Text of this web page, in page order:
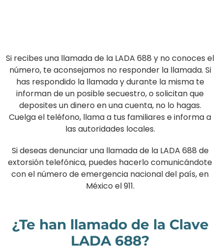
Si recibes una llamada de la LADA 688 y no conoces el
número, te aconsejamos no responder la llamada. Si
has respondido la llamada y durante la misma te
informan de un posible secuestro, o solicitan que
deposites un dinero en una cuenta, no lo hagas.
Cuelga el teléfono, llama a tus familiares e informa a
las autoridades locales.
Si deseas denunciar una llamada de la LADA 688 de
extorsión telefónica, puedes hacerlo comunicándote
con el número de emergencia nacional del país, en
México el 911.
¿Te han llamado de la Clave
LADA 688?